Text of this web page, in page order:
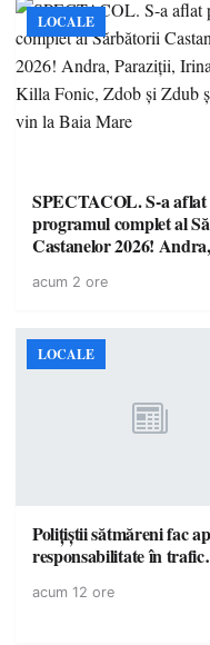
LOCALE
SPECTACOL. S-a aflat
programul complet al
Castanelor 2026! Andra,
Fonic, Zdob și Zdub și
acum 2 ore
LOCALE
Polițiștii sătmăreni fac
responsabilitate în
acum 12 ore